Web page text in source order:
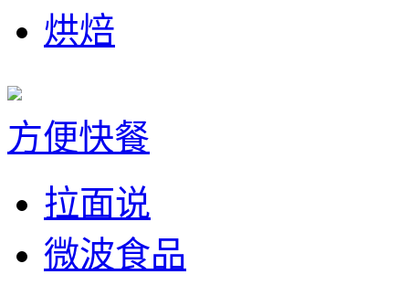
烘焙
方便快餐
拉面说
微波食品